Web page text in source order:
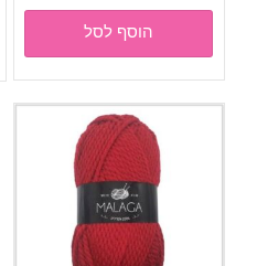
הוסף לסל